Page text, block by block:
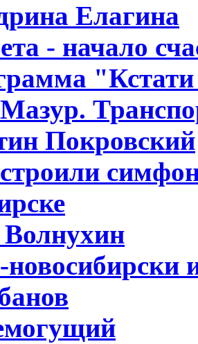
Елагина
- начало
"Кстати
Покровский
новосибирски